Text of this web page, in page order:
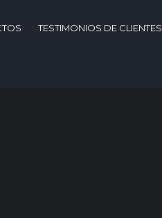
TESTIMONIOS DE CLIENTES